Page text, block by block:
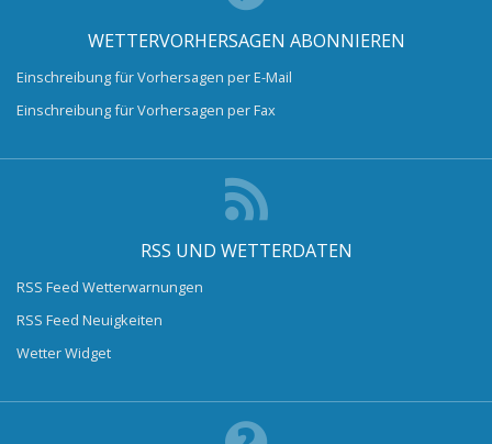
WETTERVORHERSAGEN ABONNIEREN
Einschreibung für Vorhersagen per E-Mail
Einschreibung für Vorhersagen per Fax
RSS UND WETTERDATEN
RSS Feed Wetterwarnungen
RSS Feed Neuigkeiten
Wetter Widget